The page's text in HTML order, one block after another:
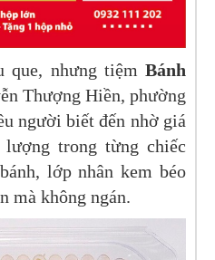
que, nhưng tiệm Bánh
Thượng Hiền, phường
người biết đến nhờ giá
trong từng chiếc
lớp nhân kem béo
mà không ngán.